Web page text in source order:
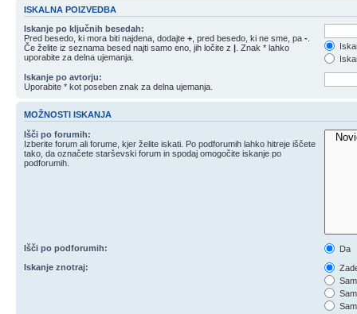
ISKALNA POIZVEDBA
Iskanje po ključnih besedah:
Pred besedo, ki mora biti najdena, dodajte + , pred besedo, ki ne sme, pa -
Če želite iz seznama besed najti samo eno, jih ločite z | . Znak * lahko
uporabite za delna ujemanja.
Iskanje po avtorju:
Uporabite * kot poseben znak za delna ujemanja.
MOŽNOSTI ISKANJA
Išči po forumih:
Izberite forum ali forume, kjer želite iskati. Po podforumih lahko hitreje iščete
tako, da označete starševski forum in spodaj omogočite iskanje po
podforumih.
Išči po podforumih:
Da
Iskanje znotraj: